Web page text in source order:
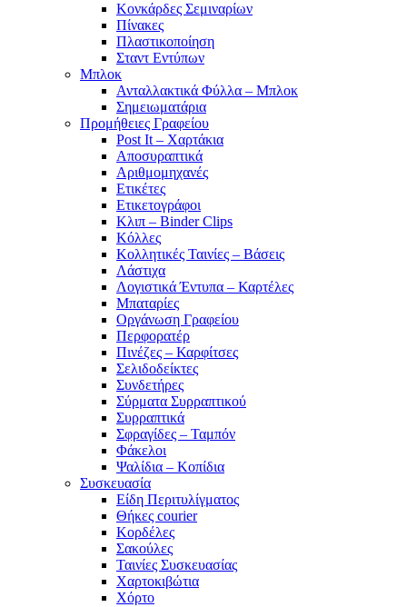
Κονκάρδες Σεμιναρίων
Πίνακες
Πλαστικοποίηση
Σταντ Εντύπων
Μπλοκ
Ανταλλακτικά Φύλλα – Μπλοκ
Σημειωματάρια
Προμήθειες Γραφείου
Post It – Χαρτάκια
Αποσυραπτικά
Αριθμομηχανές
Ετικέτες
Ετικετογράφοι
Κλιπ – Binder Clips
Κόλλες
Κολλητικές Ταινίες – Βάσεις
Λάστιχα
Λογιστικά Έντυπα – Καρτέλες
Μπαταρίες
Οργάνωση Γραφείου
Περφορατέρ
Πινέζες – Καρφίτσες
Σελιδοδείκτες
Συνδετήρες
Σύρματα Συρραπτικού
Συρραπτικά
Σφραγίδες – Ταμπόν
Φάκελοι
Ψαλίδια – Κοπίδια
Συσκευασία
Είδη Περιτυλίγματος
Θήκες courier
Κορδέλες
Σακούλες
Ταινίες Συσκευασίας
Χαρτοκιβώτια
Χόρτο